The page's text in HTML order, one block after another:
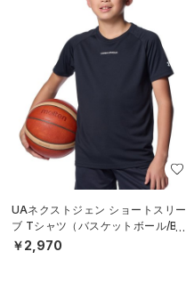
UAネクストジェン ショートスリー
ブ Tシャツ（バスケットボール/BO
YS）
￥2,970